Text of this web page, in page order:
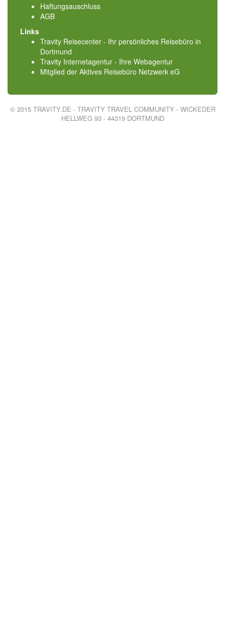
Haftungsauschluss
AGB
Links
Travity Reisecenter - Ihr persönliches Reisebüro in
Dortmund
Travity Internetagentur - Ihre Webagentur
Mitglied der Aktives Reisebüro Netzwerk eG
© 2015 TRAVITY.DE - TRAVITY TRAVEL COMMUNITY - WICKEDER
HELLWEG 93 - 44319 DORTMUND